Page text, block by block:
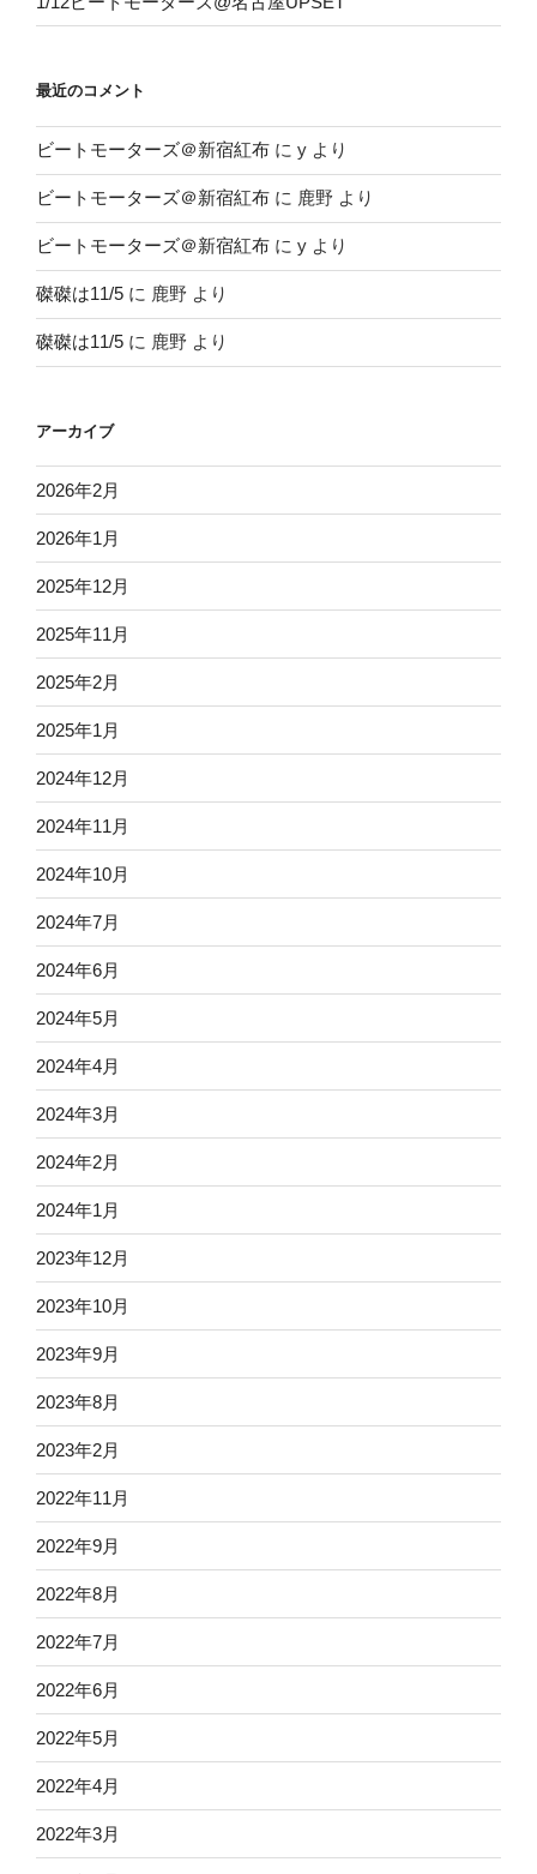
最近のコメント
ビートモーターズ＠新宿紅布 に y より
ビートモーターズ＠新宿紅布 に 鹿野 より
ビートモーターズ＠新宿紅布 に y より
磔磔は11/5 に 鹿野 より
磔磔は11/5 に 鹿野 より
アーカイブ
2026年2月
2026年1月
2025年12月
2025年11月
2025年2月
2025年1月
2024年12月
2024年11月
2024年10月
2024年7月
2024年6月
2024年5月
2024年4月
2024年3月
2024年2月
2024年1月
2023年12月
2023年10月
2023年9月
2023年8月
2023年2月
2022年11月
2022年9月
2022年8月
2022年7月
2022年6月
2022年5月
2022年4月
2022年3月